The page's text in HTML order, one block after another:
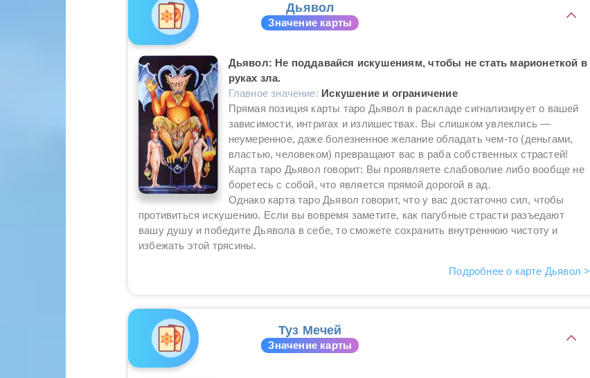
Дьявол
Значение карты
Дьявол: Не поддавайся искушениям, чтобы не стать марионеткой в
руках зла.
Главное значение: Искушение и ограничение
Прямая позиция карты таро Дьявол в раскладе сигнализирует о вашей
зависимости, интригах и излишествах. Вы слишком увлеклись —
неумеренное, даже болезненное желание обладать чем-то (деньгами,
властью, человеком) превращают вас в раба собственных страстей!
Карта таро Дьявол говорит: Вы проявляете слабоволие либо вообще не
боретесь с собой, что является прямой дорогой в ад.
Однако карта таро Дьявол говорит, что у вас достаточно сил, чтобы
противиться искушению. Если вы вовремя заметите, как пагубные страсти разъедают
вашу душу и победите Дьявола в себе, то сможете сохранить внутреннюю чистоту и
избежать этой трясины.
Подробнее о карте Дьявол >
Туз Мечей
Значение карты